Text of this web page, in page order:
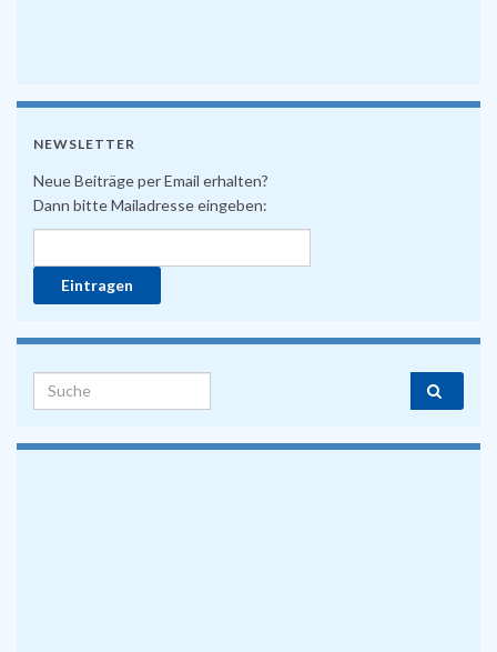
NEWSLETTER
Neue Beiträge per Email erhalten?
Dann bitte Mailadresse eingeben:
Search for: